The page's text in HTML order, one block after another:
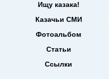
Ищу казака!
Казачьи СМИ
Фотоальбом
Статьи
Ссылки